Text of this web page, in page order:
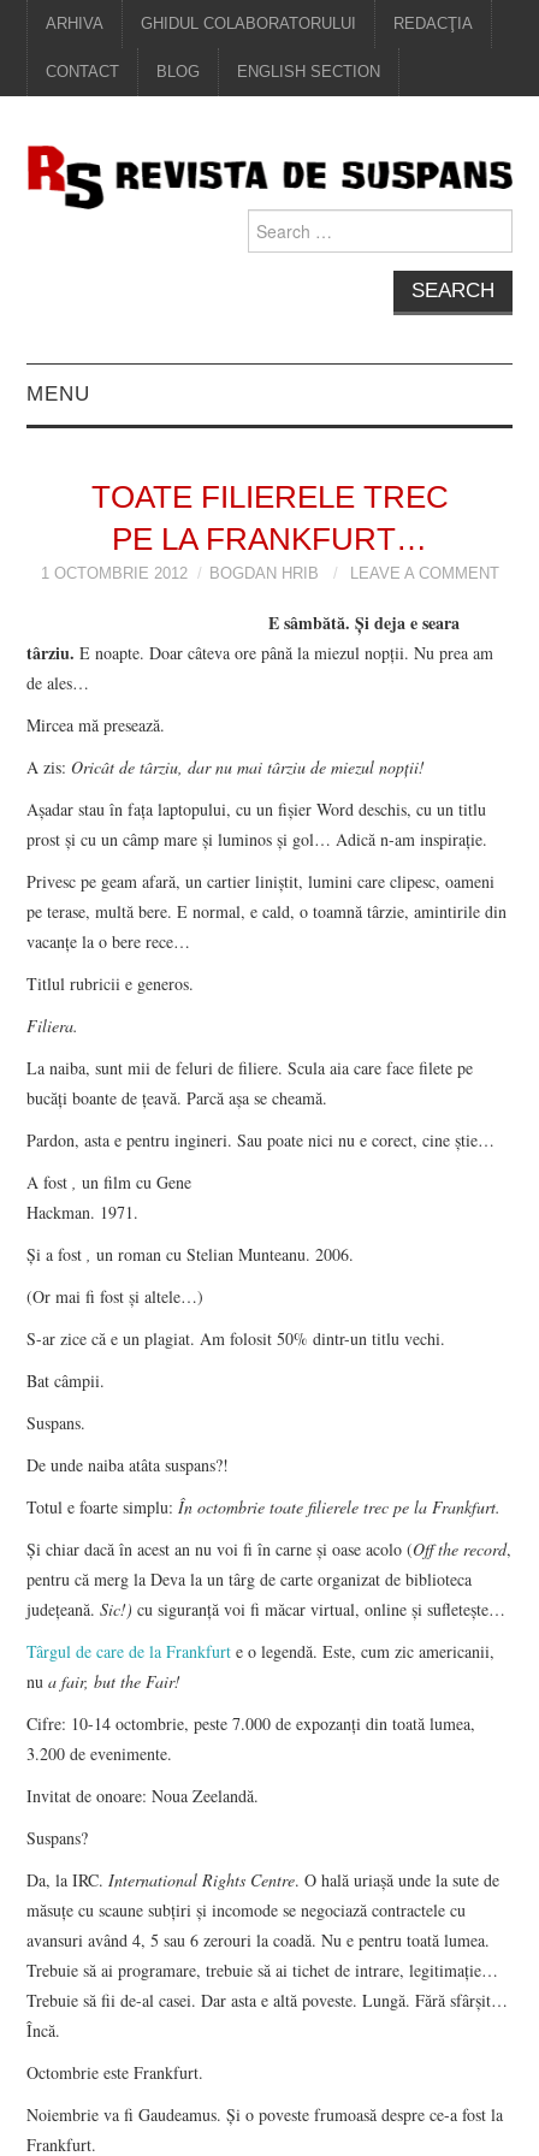
ARHIVA GHIDUL COLABORATORULUI REDACŢIA
CONTACT BLOG ENGLISH SECTION
for:
MENU
PROZĂ
VIZIUNI ȘI SPECTRE
SUSPANS
NUMĂRUL 48 /
MARTIE 2018
NUMĂRUL 49 /
TOATE FILIERELE TREC
PE LA FRANKFURT…
1 OCTOMBRIE 2012 BOGDAN HRIB LEAVE A COMMENT
E sâmbătă. Şi deja e seara
târziu. E noapte. Doar câteva ore până la miezul nopţii. Nu prea am
de ales…
Mircea mă presează.
A zis:Oricât de târziu, dar nu mai târziu de miezul nopţii!
Aşadar stau în faţa laptopului, cu un fişier Word deschis, cu un titlu
prost şi cu un câmp mare şi luminos şi gol… Adică n-am inspiraţie.
Privesc pe geam afară, un cartier liniştit, lumini care clipesc, oameni
pe terase, multă bere. E normal, e cald, o toamnă târzie, amintirile din
vacanţe la o bere rece…
Titlul rubricii e generos.
Filiera.
La naiba, sunt mii de feluri de filiere. Scula aia care face filete pe
bucăţi boante de ţeavă. Parcă aşa se cheamă.
Pardon, asta e pentru ingineri. Sau poate nici nu e corect, cine ştie…
A fost, un film cu Gene
Hackman. 1971.
Şi a fost, un roman cu Stelian Munteanu. 2006.
(Or mai fi fost şi altele…)
S-ar zice că e un plagiat. Am folosit 50% dintr-un titlu vechi.
Bat câmpii.
Suspans.
De unde naiba atâta suspans?!
Totul e foarte simplu:În octombrie toate filierele trec pe la Frankfurt.
Şi chiar dacă în acest an nu voi fi în carne şi oase acolo (Off the record,
pentru că merg la Deva la un târg de carte organizat de biblioteca
judeţeană.Sic!)cu siguranţă voi fi măcar virtual, online şi sufleteşte…
Târgul de care de la Frankfurt e o legendă. Este, cum zic americanii,
nua fair, but the Fair!
Cifre: 10-14 octombrie, peste 7.000 de expozanţi din toată lumea,
3.200 de evenimente.
Invitat de onoare: Noua Zeelandă.
Suspans?
Da, la IRC.International Rights Centre. O hală uriaşă unde la sute de
măsuţe cu scaune subţiri şi incomode se negociază contractele cu
avansuri având 4, 5 sau 6 zerouri la coadă. Nu e pentru toată lumea.
Trebuie să ai programare, trebuie să ai tichet de intrare, legitimaţie…
Trebuie să fii de-al casei. Dar asta e altă poveste. Lungă. Fără sfârşit…
Încă.
Octombrie este Frankfurt.
Noiembrie va fi Gaudeamus. Şi o poveste frumoasă despre ce-a fost la
Frankfurt.